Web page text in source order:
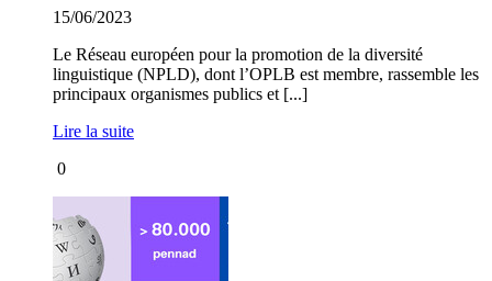
15/06/2023
Le Réseau européen pour la promotion de la diversité
linguistique (NPLD), dont l’OPLB est membre, rassemble les
principaux organismes publics et [...]
Lire la suite
0